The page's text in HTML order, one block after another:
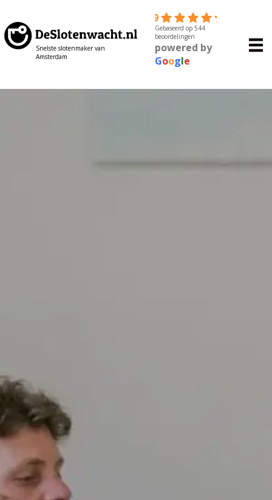
Snelste slotenmaker van
Amsterdam
4.9
Gebaseerd op 544
beoordelingen
powered by
Google